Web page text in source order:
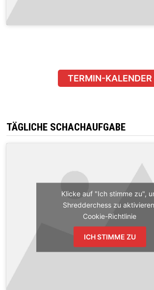
TERMIN-KALENDER
TÄGLICHE SCHACHAUFGABE
Klicke auf "Ich stimme zu",
Shredderchess zu aktivieren
Cookie-Richtlinie
ICH STIMME ZU